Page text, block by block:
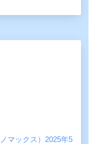
マックス）2025年5